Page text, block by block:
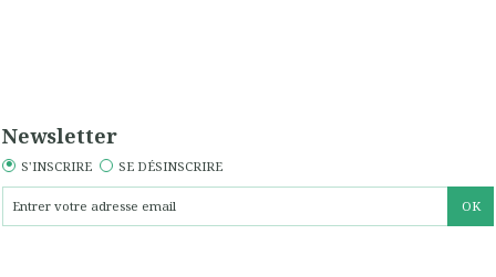
Newsletter
S'INSCRIRE SE DÉSINSCRIRE